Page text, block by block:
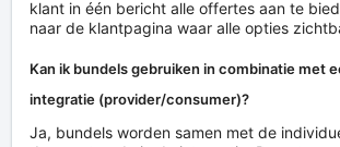
klant in één bericht alle offertes aan te
naar de klantpagina waar alle opties
Kan ik bundels gebruiken in combinatie met
integratie (provider/consumer)?
Ja, bundels worden samen met de